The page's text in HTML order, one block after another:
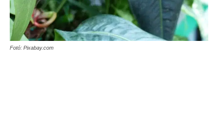
Fotó: Pixabay.com